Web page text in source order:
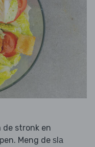
de stronk en
Meng de sla